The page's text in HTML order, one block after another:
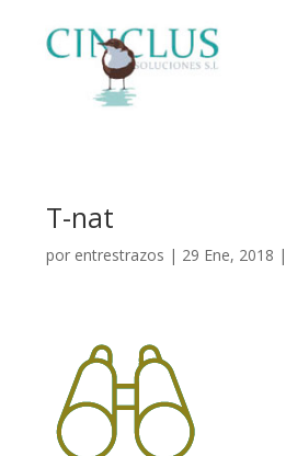
T-nat
por entrestrazos | 29 Ene, 2018 |